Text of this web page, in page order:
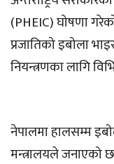
(PHEIC) घोषणा
प्रजातिको इबोला
नियन्त्रणका लागि
नेपालमा हालसम्म
मन्त्रालयले जनाएको